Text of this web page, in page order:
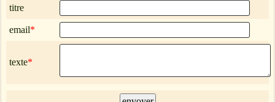
titre
email*
texte*